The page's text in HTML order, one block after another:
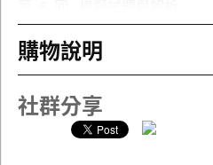
員會有不同的偏好。勤
命題趨勢，更可了解命題
試中不可能每題都是需
配一些能快速回答之觀念
試題可方便考生評估在考
搭配真實的考試時間做
第 7 回 模擬試題與解析
第 8 回 模擬試題與解析
第 9 回 模擬試題與解析
第 10 回 模擬試題與解析
第 11 回 模擬試題與解析
第 12 回 模擬試題與解析
購物說明
社群分享